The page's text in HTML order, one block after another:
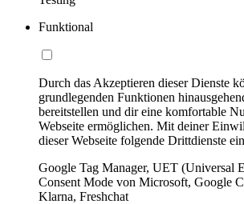
Funktional
Durch das Akzeptieren dieser Dienste
grundlegenden Funktionen
bereitstellen und dir eine komfortable
Webseite ermöglichen. Mit deiner
dieser Webseite folgende Drittdienste
Google Tag Manager, UET (Universal
Consent Mode von Microsoft, Google
Klarna, Freshchat